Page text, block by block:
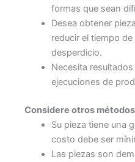
formas que sean
Desea obtener
reducir el tiempo
desperdicio.
Necesita
ejecuciones de
Considere otros
Su pieza tiene una
costo debe ser
Las piezas son